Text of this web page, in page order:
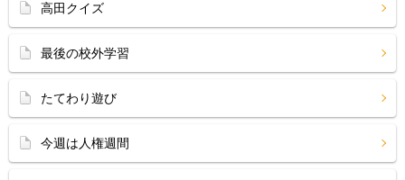
高田クイズ
最後の校外学習
たてわり遊び
今週は人権週間